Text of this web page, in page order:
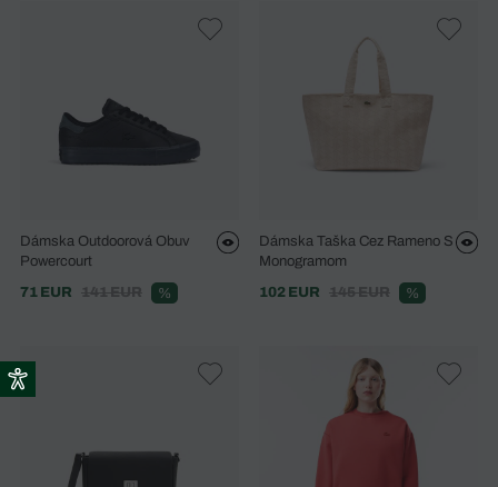
Dámska Outdoorová Obuv
Powercourt
71 EUR
141 EUR %
Dámska Taška Cez Rameno S
Monogramom
102 EUR
145 EUR %